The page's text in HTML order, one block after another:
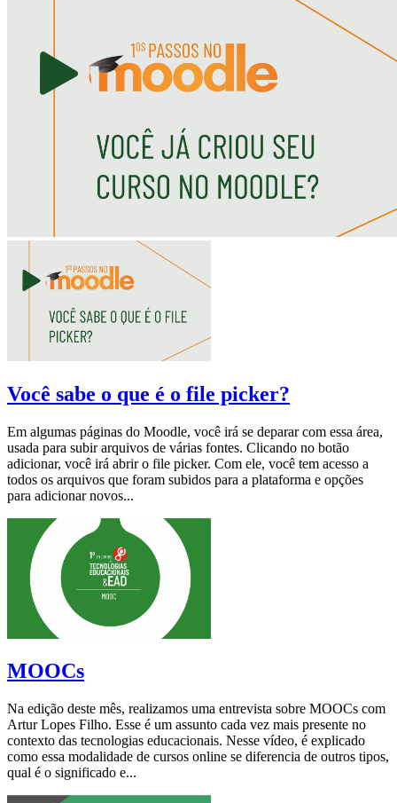
Você sabe o que é o file picker?
Em algumas páginas do Moodle, você irá se deparar com essa área,
usada para subir arquivos de várias fontes. Clicando no botão
adicionar, você irá abrir o file picker. Com ele, você tem acesso a
todos os arquivos que foram subidos para a plataforma e opções
para adicionar novos...
MOOCs
Na edição deste mês, realizamos uma entrevista sobre MOOCs com
Artur Lopes Filho. Esse é um assunto cada vez mais presente no
contexto das tecnologias educacionais. Nesse vídeo, é explicado
como essa modalidade de cursos online se diferencia de outros tipos,
qual é o significado e...